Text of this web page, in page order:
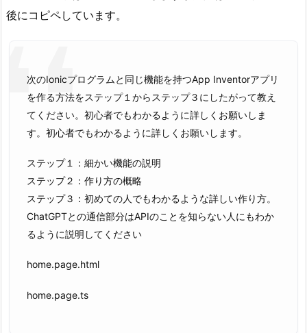
後にコピペしています。
次のIonicプログラムと同じ機能を持つApp Inventorアプリ
を作る方法をステップ１からステップ３にしたがって教え
てください。初心者でもわかるように詳しくお願いしま
す。初心者でもわかるように詳しくお願いします。
ステップ１：細かい機能の説明
ステップ２：作り方の概略
ステップ３：初めての人でもわかるような詳しい作り方。
ChatGPTとの通信部分はAPIのことを知らない人にもわか
るように説明してください
home.page.html
home.page.ts